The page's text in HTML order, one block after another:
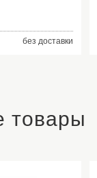
без доставки
товары